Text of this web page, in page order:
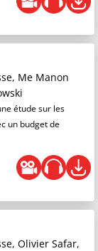
Me Manon
étude sur les
un budget de
Olivier Safar,